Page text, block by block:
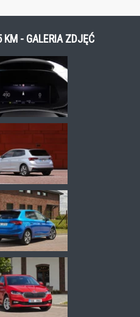
- GALERIA ZDJĘĆ